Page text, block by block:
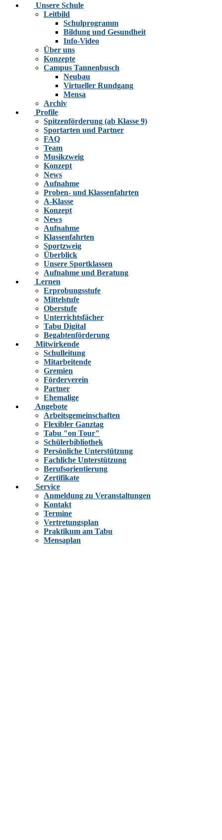
Unsere Schule
Leitbild
Schulprogramm
Bildung und Gesundheit
Info-Video
Über uns
Konzepte
Campus Tannenbusch
Neubau
Virtueller Rundgang
Mensa
Archiv
Profile
Spitzenförderung (ab Klasse 9)
Sportarten und Partner
FAQ
Team
Musikzweig
Konzept
News
Aufnahme
Proben- und Klassenfahrten
A-Klasse
Konzept
News
Aufnahme
Klassenfahrten
Sportzweig
Überblick
Unsere Sportklassen
Aufnahme und Beratung
Lernen
Erprobungsstufe
Mittelstufe
Oberstufe
Unterrichtsfächer
Tabu Digital
Begabtenförderung
Mitwirkende
Schulleitung
Mitarbeitende
Gremien
Förderverein
Partner
Ehemalige
Angebote
Arbeitsgemeinschaften
Flexibler Ganztag
Tabu "on Tour"
Schülerbibliothek
Persönliche Unterstützung
Fachliche Unterstützung
Berufsorientierung
Zertifikate
Service
Anmeldung zu Veranstaltungen
Kontakt
Termine
Vertretungsplan
Praktikum am Tabu
Mensaplan